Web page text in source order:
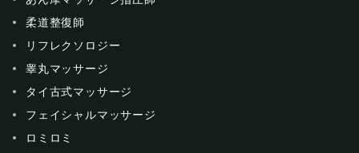
柔道整復師
リフレクソロジー
睾丸マッサージ
タイ古式マッサージ
フェイシャルマッサージ
ロミロミ